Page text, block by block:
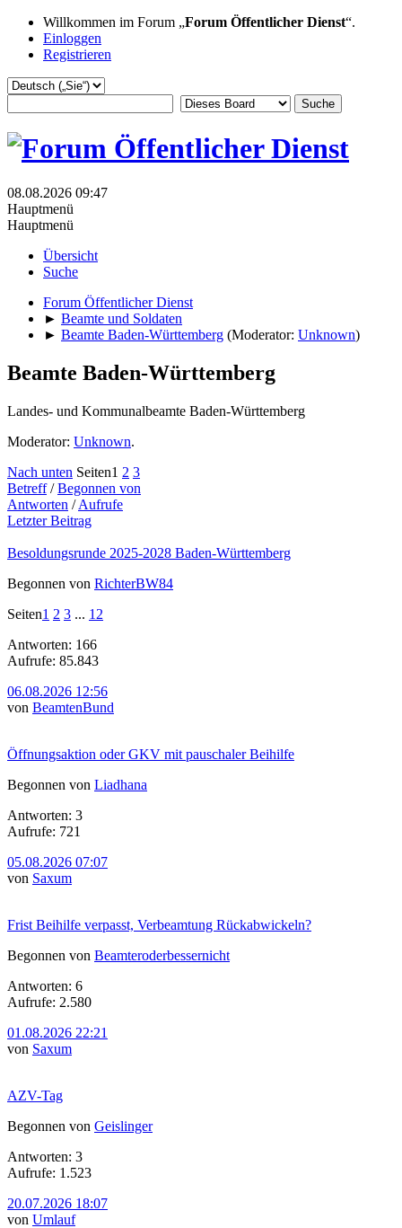
Willkommen im Forum „Forum Öffentlicher Dienst“.
Einloggen
Registrieren
08.08.2026 09:47
Hauptmenü
Hauptmenü
Übersicht
Suche
Forum Öffentlicher Dienst
► Beamte und Soldaten
► Beamte Baden-Württemberg (Moderator: Unknown)
Beamte Baden-Württemberg
Landes- und Kommunalbeamte Baden-Württemberg
Moderator: Unknown.
Nach unten Seiten1 2 3
Betreff/Begonnen von
Antworten /Aufrufe
Letzter Beitrag
Besoldungsrunde 2025-2028 Baden-Württemberg
Begonnen von RichterBW84
Seiten1 2 3 ... 12
Antworten: 166
Aufrufe: 85.843
06.08.2026 12:56
von BeamtenBund
Öffnungsaktion oder GKV mit pauschaler Beihilfe
Begonnen von Liadhana
Antworten: 3
Aufrufe: 721
05.08.2026 07:07
von Saxum
Frist Beihilfe verpasst, Verbeamtung Rückabwickeln?
Begonnen von Beamteroderbessernicht
Antworten: 6
Aufrufe: 2.580
01.08.2026 22:21
von Saxum
AZV-Tag
Begonnen von Geislinger
Antworten: 3
Aufrufe: 1.523
20.07.2026 18:07
von Umlauf